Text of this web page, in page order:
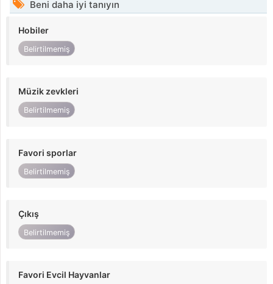
Beni daha iyi tanıyın
Hobiler
Belirtilmemiş
Müzik zevkleri
Belirtilmemiş
Favori sporlar
Belirtilmemiş
Çıkış
Belirtilmemiş
Favori Evcil Hayvanlar